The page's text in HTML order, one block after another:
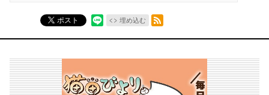
ポスト 埋め込む
RSSフィード